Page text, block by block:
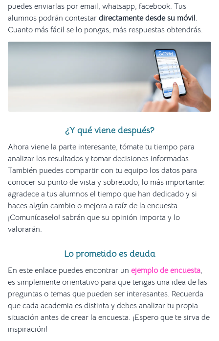
puedes enviarlas por email, whatsapp, facebook. Tus
alumnos podrán contestar directamente desde su móvil.
Cuanto más fácil se lo pongas, más respuestas obtendrás.
¿Y qué viene después?
Ahora viene la parte interesante, tómate tu tiempo para
analizar los resultados y tomar decisiones informadas.
También puedes compartir con tu equipo los datos para
conocer su punto de vista y sobretodo, lo más importante:
agradece a tus alumnos el tiempo que han dedicado y si
haces algún cambio o mejora a raíz de la encuesta
¡Comunícaselo! sabrán que su opinión importa y lo
valorarán.
Lo prometido es deuda
En este enlace puedes encontrar un ejemplo de encuesta,
es simplemente orientativo para que tengas una idea de las
preguntas o temas que pueden ser interesantes. Recuerda
que cada academia es distinta y debes analizar tu propia
situación antes de crear la encuesta. ¡Espero que te sirva de
inspiración!